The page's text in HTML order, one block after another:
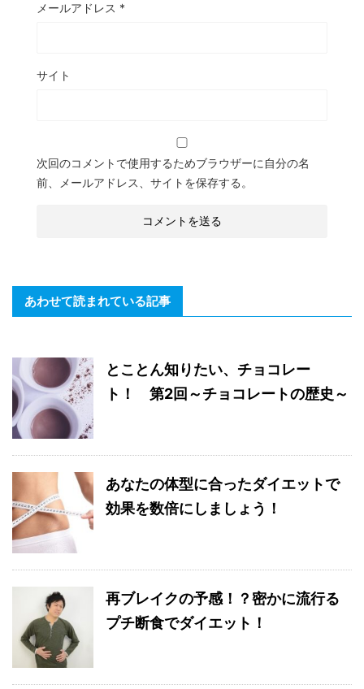
メールアドレス *
サイト
次回のコメントで使用するためブラウザーに自分の名
前、メールアドレス、サイトを保存する。
あわせて読まれている記事
とことん知りたい、チョコレー
ト！ 第2回～チョコレートの歴史～
あなたの体型に合ったダイエットで
効果を数倍にしましょう！
再ブレイクの予感！？密かに流行る
プチ断食でダイエット！